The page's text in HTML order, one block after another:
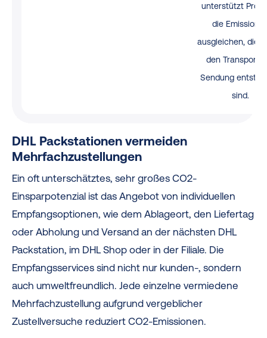
unterstützt
die
ausgleichen, die
den Transport
Sendung
sind.
DHL Packstationen vermeiden
Mehrfachzustellungen
Ein oft unterschätztes, sehr großes CO2-
Einsparpotenzial ist das Angebot von individuellen
Empfangsoptionen, wie dem Ablageort, den Liefertag
oder Abholung und Versand an der nächsten DHL
Packstation, im DHL Shop oder in der Filiale. Die
Empfangsservices sind nicht nur kunden-, sondern
auch umweltfreundlich. Jede einzelne vermiedene
Mehrfachzustellung aufgrund vergeblicher
Zustellversuche reduziert CO2-Emissionen.